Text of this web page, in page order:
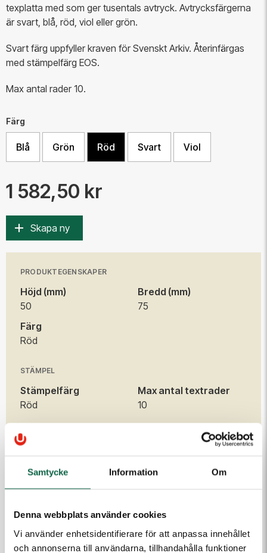
Samtycke Information Om
Denna webbplats använder cookies
Vi använder enhetsidentifierare för att anpassa innehållet
och annonserna till användarna, tillhandahålla funktioner
texplatta med som ger tusentals avtryck. Avtrycksfärgerna
är svart, blå, röd, viol eller grön.
​Svart färg uppfyller kraven för Svenskt Arkiv. Återinfärgas
med stämpelfärg EOS.
Max antal rader 10.
Färg
Blå Grön Röd Svart Viol
1 582,50 kr
Skapa ny
PRODUKTEGENSKAPER
Höjd (mm)
50
Bredd (mm)
75
Färg
Röd
STÄMPEL
Stämpelfärg
Röd
Max antal textrader
10
TILLBEHÖR